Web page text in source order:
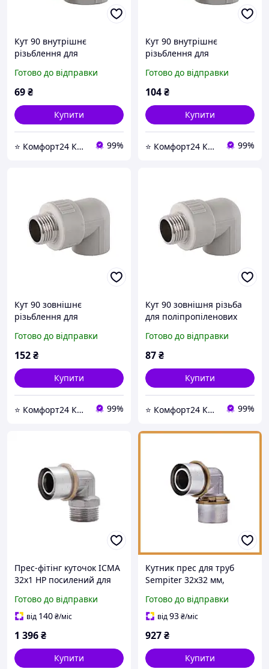
Кут 90 внутрішнє
різьблення для
Kalde PPR 16018 ф32х1/2 -
магазин сантехніки -
Готово до відправки
69₴
Купити
⭐ Комфорт24 Київ ⭐ Магазин насосів, змішувачів, сантехніки, водоочистки та опалення ⭐ 99%
Кут 90 внутрішнє
різьблення для
Kalde PPR 16020 ф32х3/4 -
магазин сантехніки -
Готово до відправки
104₴
Купити
⭐ Комфорт24 Київ ⭐ Магазин насосів, змішувачів, сантехніки, водоочистки та опалення ⭐ 99%
Кут 90 зовнішнє
різьблення для
Kalde PPR 18018 ф32х1 -
магазин сантехніки -
Готово до відправки
152₴
Купити
⭐ Комфорт24 Київ ⭐ Магазин насосів, змішувачів, сантехніки, водоочистки та опалення ⭐ 99%
Кут 90 зовнішня різьба
для поліпропіленових
ф32х1/2 - магазин
сантехніки -Komfort24-
Готово до відправки
87₴
Купити
⭐ Комфорт24 Київ ⭐ Магазин насосів, змішувачів, сантехніки, водоочистки та опалення ⭐ 99%
Прес-фітінг куточок ICMA
32х1 НР посилений для
опалення латунь під прес
404
Готово до відправки
від 140₴/міс
1 396₴
Купити
Кутник прес для труб
Sempiter 32х32 мм,
гільзою з нержавіючої
сталі під прес-профіль.
Готово до відправки
від93₴/міс
927₴
Купити